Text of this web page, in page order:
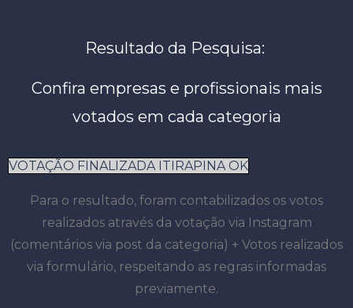
Resultado da Pesquisa:
Confira empresas e profissionais mais
votados em cada categoria
VOTAÇÃO FINALIZADA ITIRAPINA OK
Para o resultado, foram contabilizados os votos
realizados através da votação via Instagram
(comentários via post da categoria) + Votos realizados
via formulário, respeitando as regras informadas
previamente.